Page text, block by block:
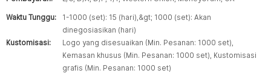
Waktu Tunggu:
1-1000 (set): 15 (hari),&gt; 1000 (set): Akan
dinegosiasikan (hari)
Kustomisasi:
Logo yang disesuaikan (Min. Pesanan: 1000 set),
Kemasan khusus (Min. Pesanan: 1000 set), Kustomisasi
grafis (Min. Pesanan: 1000 set)